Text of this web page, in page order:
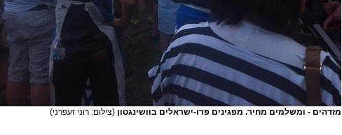
מזדהים - ומשלמים מחיר. מפגינים פרו-ישראלים בוושינגטון (צילום: רוני זעפרני)